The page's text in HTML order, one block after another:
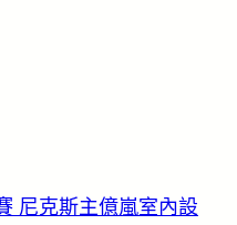
尼克斯主億嵐室內設